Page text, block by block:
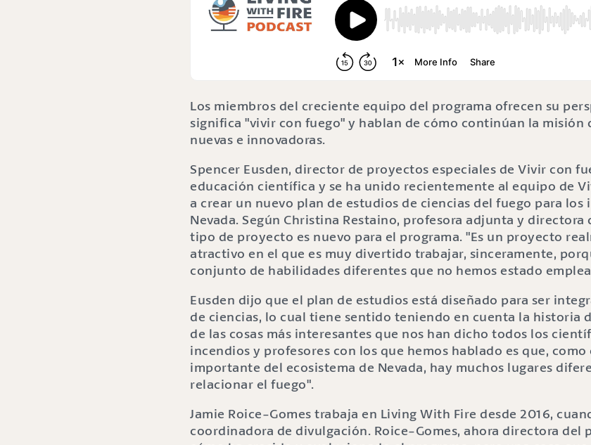
Los miembros del creciente equipo del programa ofrecen su
significa "vivir con fuego" y hablan de cómo continúan la misión
nuevas e innovadoras.
Spencer Eusden, director de proyectos especiales de Vivir con
educación científica y se ha unido recientemente al equipo de
a crear un nuevo plan de estudios de ciencias del fuego para
Nevada. Según Christina Restaino, profesora adjunta y directora
tipo de proyecto es nuevo para el programa. "Es un proyecto
atractivo en el que es muy divertido trabajar, sinceramente,
conjunto de habilidades diferentes que no hemos estado
Eusden dijo que el plan de estudios está diseñado para ser
de ciencias, lo cual tiene sentido teniendo en cuenta la historia
de las cosas más interesantes que nos han dicho todos los
incendios y profesores con los que hemos hablado es que,
importante del ecosistema de Nevada, hay muchos lugares
relacionar el fuego".
Jamie Roice-Gomes trabaja en Living With Fire desde 2016,
coordinadora de divulgación. Roice-Gomes, ahora directora del